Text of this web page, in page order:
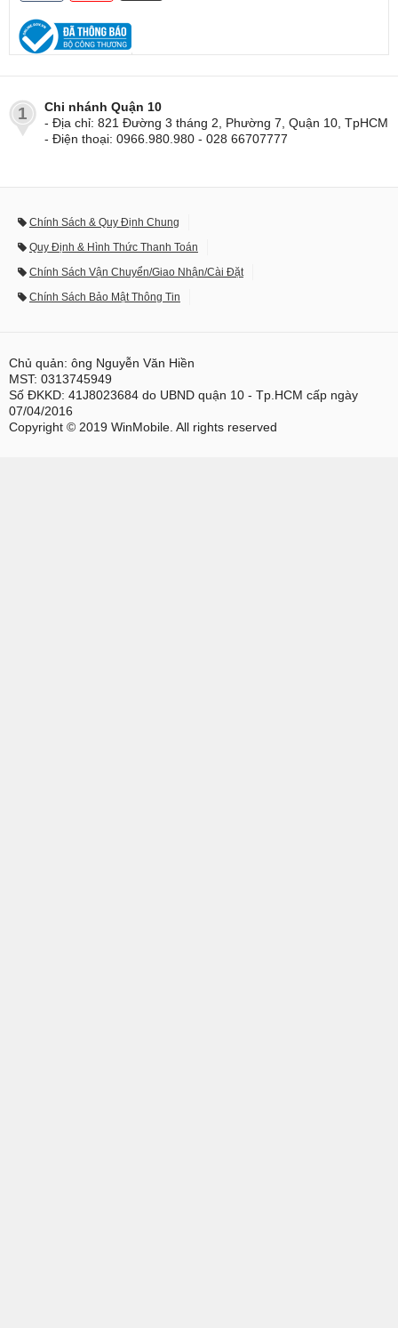
1
Chi nhánh Quận 10
- Địa chỉ: 821 Đường 3 tháng 2, Phường 7, Quận 10, TpHCM
- Điện thoại: 0966.980.980 - 028 66707777
Chính Sách & Quy Định Chung
Quy Định & Hình Thức Thanh Toán
Chính Sách Vận Chuyển/Giao Nhận/Cài Đặt
Chính Sách Bảo Mật Thông Tin
Chủ quản: ông Nguyễn Văn Hiền
MST: 0313745949
Số ĐKKD: 41J8023684 do UBND quận 10 - Tp.HCM cấp ngày
07/04/2016
Copyright © 2019 WinMobile. All rights reserved